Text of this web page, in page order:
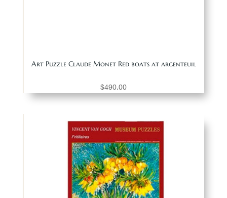
Art Puzzle Claude Monet Red boats at argenteuil
$490.00